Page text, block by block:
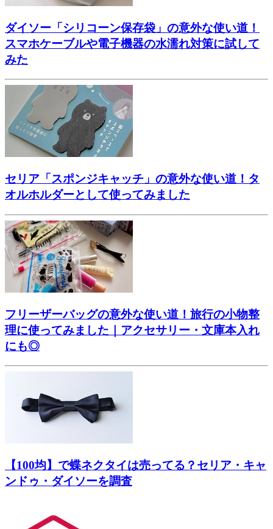
ダイソー「シリコーン保存袋」の意外な使い道！
スマホケーブルや電子機器の水濡れ対策に試して
みた
セリア「スポンジキャッチ」の意外な使い道！タ
オルホルダーとして使ってみました
フリーザーバッグの意外な使い道！旅行の小物整
理に使ってみました｜アクセサリー・文庫本入れ
にも◎
【100均】で蝶ネクタイは売ってる？セリア・キャ
ンドゥ・ダイソーを調査